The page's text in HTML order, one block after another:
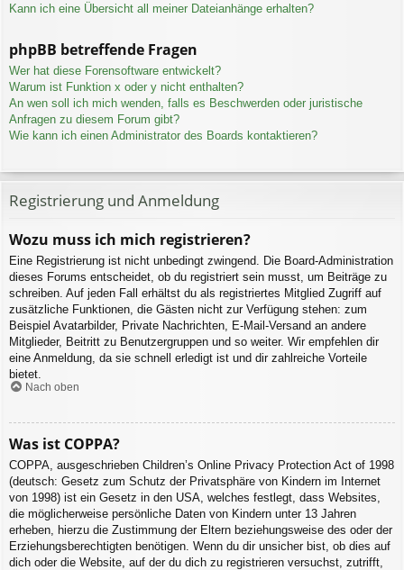
Kann ich eine Übersicht all meiner Dateianhänge erhalten?
phpBB betreffende Fragen
Wer hat diese Forensoftware entwickelt?
Warum ist Funktion x oder y nicht enthalten?
An wen soll ich mich wenden, falls es Beschwerden oder juristische
Anfragen zu diesem Forum gibt?
Wie kann ich einen Administrator des Boards kontaktieren?
Registrierung und Anmeldung
Wozu muss ich mich registrieren?
Eine Registrierung ist nicht unbedingt zwingend. Die Board-Administration
dieses Forums entscheidet, ob du registriert sein musst, um Beiträge zu
schreiben. Auf jeden Fall erhältst du als registriertes Mitglied Zugriff auf
zusätzliche Funktionen, die Gästen nicht zur Verfügung stehen: zum
Beispiel Avatarbilder, Private Nachrichten, E-Mail-Versand an andere
Mitglieder, Beitritt zu Benutzergruppen und so weiter. Wir empfehlen dir
eine Anmeldung, da sie schnell erledigt ist und dir zahlreiche Vorteile
bietet.
Nach oben
Was ist COPPA?
COPPA, ausgeschrieben Children’s Online Privacy Protection Act of 1998
(deutsch: Gesetz zum Schutz der Privatsphäre von Kindern im Internet
von 1998) ist ein Gesetz in den USA, welches festlegt, dass Websites,
die möglicherweise persönliche Daten von Kindern unter 13 Jahren
erheben, hierzu die Zustimmung der Eltern beziehungsweise des oder der
Erziehungsberechtigten benötigen. Wenn du dir unsicher bist, ob dies auf
dich oder die Website, auf der du dich zu registrieren versuchst, zutrifft,